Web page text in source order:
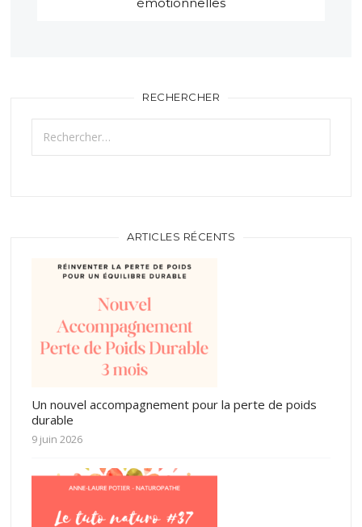
RECHERCHER
Rechercher :
ARTICLES RÉCENTS
Un nouvel accompagnement pour la perte de poids
durable
9 juin 2026